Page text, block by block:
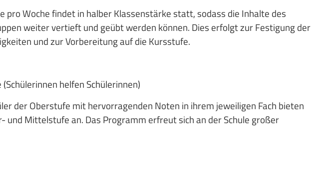
pro Woche findet in halber Klassenstärke statt, sodass die Inhalte des
weiter vertieft und geübt werden können. Dies erfolgt zur Festigung der
und zur Vorbereitung auf die Kursstufe.
helfen Schülerinnen)
der Oberstufe mit hervorragenden Noten in ihrem jeweiligen Fach bieten
und Mittelstufe an. Das Programm erfreut sich an der Schule großer